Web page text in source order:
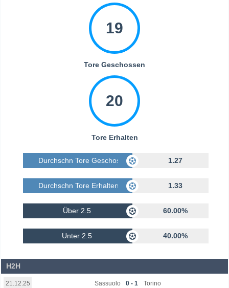
19
Tore Geschossen
20
Tore Erhalten
Durchschn Tore Geschossen 1.27
Durchschn Tore Erhalten 1.33
Über 2.5 60.00%
Unter 2.5 40.00%
H2H
21.12.25 Sassuolo 0 - 1 Torino